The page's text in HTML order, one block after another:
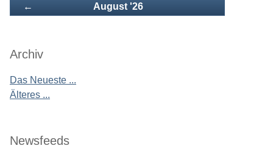
← August '26
Archiv
Das Neueste ...
Älteres ...
Newsfeeds